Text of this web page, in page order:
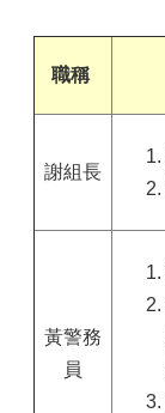
職稱
謝組長
黃警務
員